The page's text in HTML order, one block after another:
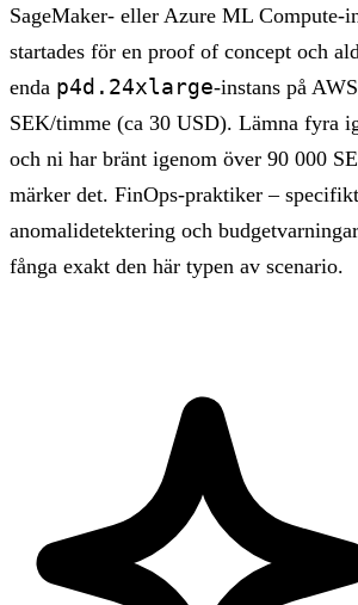
SageMaker- eller Azure ML Compute-
startades för en proof of concept och
enda p4d.24xlarge-instans på
SEK/timme (ca 30 USD). Lämna fyra
och ni har bränt igenom över 90 000
märker det. FinOps-praktiker – specifikt
anomalidetektering och
fånga exakt den här typen av scenario.